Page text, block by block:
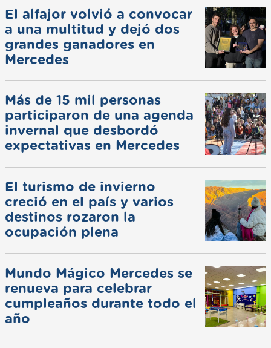
El alfajor volvió a convocar
a una multitud y dejó dos
grandes ganadores en
Mercedes
Más de 15 mil personas
participaron de una agenda
invernal que desbordó
expectativas en Mercedes
El turismo de invierno
creció en el país y varios
destinos rozaron la
ocupación plena
Mundo Mágico Mercedes se
renueva para celebrar
cumpleaños durante todo el
año